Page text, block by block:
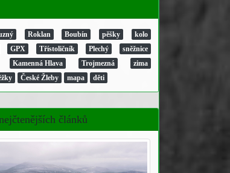
Roklan Boubín pěšky
kolo
GPX Třístoličník Plechý
sněžnice
Kamenná Hlava Trojmezná
zima
České Žleby mapa děti
článků